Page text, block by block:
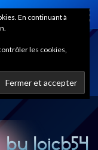
En continuant à
les cookies,